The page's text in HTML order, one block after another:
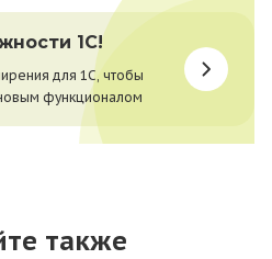
1С!
для 1С, чтобы
функционалом
также